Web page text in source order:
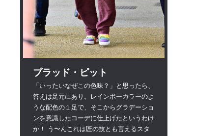
ブラッド・ピット
「いったいなぜこの色味？」と思ったら、
答えは足元にあり。レインボーカラーのよ
うな配色の１足で、そこからグラデーショ
ンを意識したコーデに仕上げたというわけ
か！ う〜んこれは匠の技とも言えるスタ